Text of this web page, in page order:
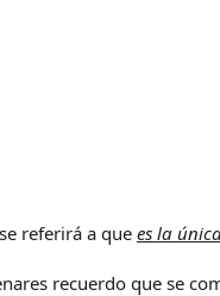
referirá a que es la
recuerdo que se